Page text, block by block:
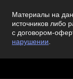
Материалы на
источников либо
с договором-
нарушении.